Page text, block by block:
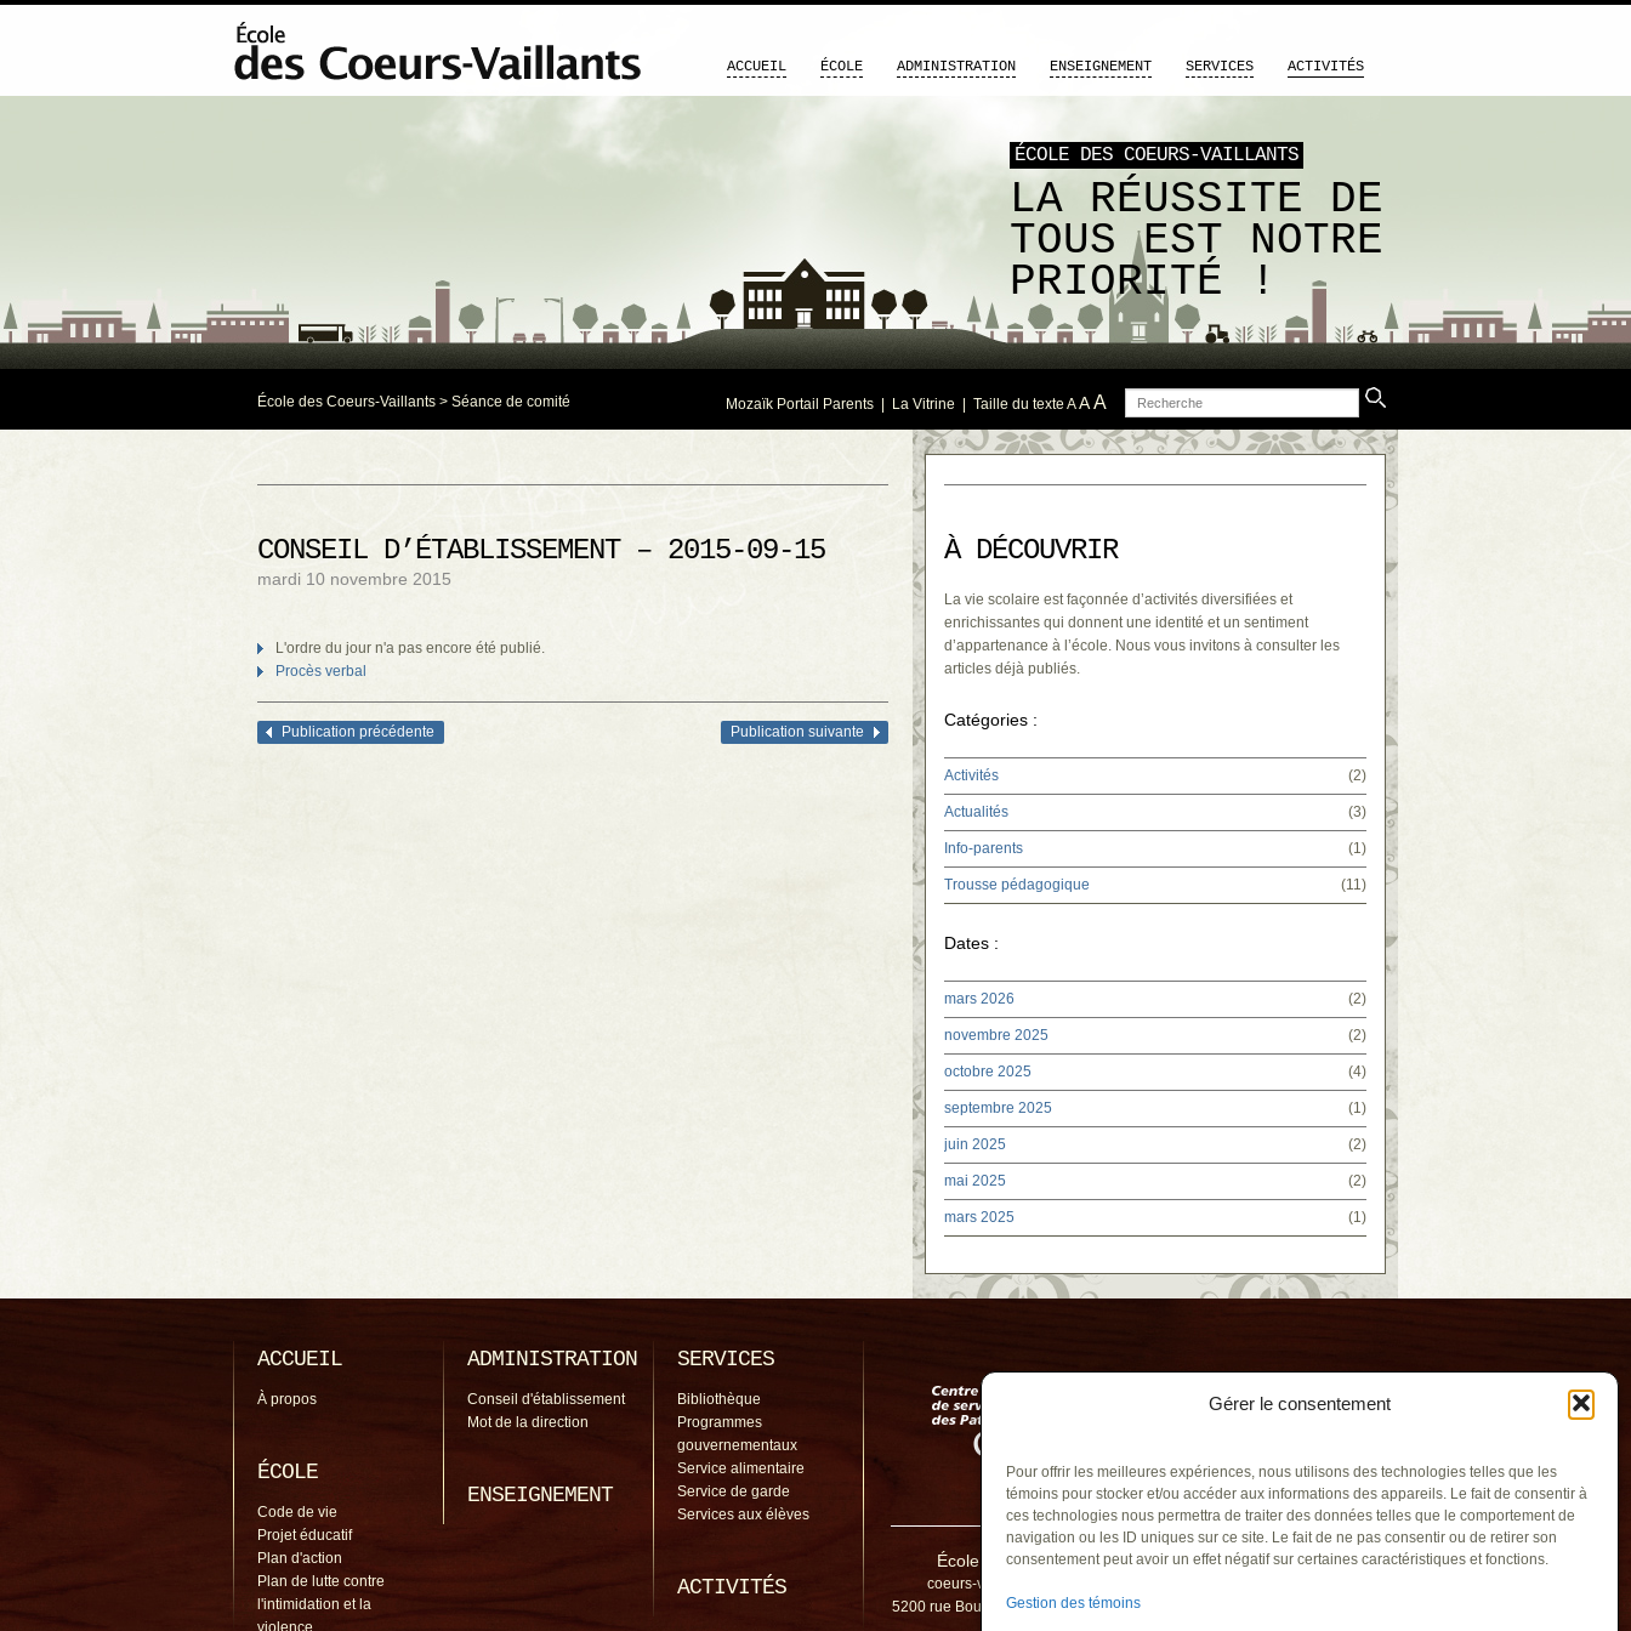
Gérer le consentement
Pour offrir les meilleures expériences, nous utilisons des technologies telles que les
témoins pour stocker et/ou accéder aux informations des appareils. Le fait de consentir à
ces technologies nous permettra de traiter des données telles que le comportement de
navigation ou les ID uniques sur ce site. Le fait de ne pas consentir ou de retirer son
consentement peut avoir un effet négatif sur certaines caractéristiques et fonctions.
Gestion des témoins
ÉCOLE DES COEURS-VAILLANTS
LA RÉUSSITE DE
TOUS EST NOTRE
PRIORITÉ !
ACCUEIL ÉCOLE ADMINISTRATION ENSEIGNEMENT SERVICES ACTIVITÉS
École des Coeurs-Vaillants > Séance de comité Mozaïk Portail Parents La Vitrine | Taille du texte A AA Recherche
CONSEIL D’ÉTABLISSEMENT – 2015-09-15
mardi 10 novembre 2015
L'ordre du jour n'a pas encore été publié.
Procès verbal
Navigation des articles
Publication précédente Publication suivante
À DÉCOUVRIR
La vie scolaire est façonnée d’activités diversifiées et
enrichissantes qui donnent une identité et un sentiment
d’appartenance à l’école. Nous vous invitons à consulter les
articles déjà publiés.
Catégories :
Activités (2)
Actualités (3)
Info-parents (1)
Trousse pédagogique (11)
Dates :
mars 2026 (2)
novembre 2025 (2)
octobre 2025 (4)
septembre 2025 (1)
juin 2025 (2)
mai 2025 (2)
mars 2025 (1)
ACCUEIL
À propos
ÉCOLE
Code de vie
Projet éducatif
Plan d'action
Plan de lutte contre
l'intimidation et la
violence
ADMINISTRATION
Conseil d'établissement
Mot de la direction
ENSEIGNEMENT
SERVICES
Bibliothèque
Programmes
gouvernementaux
Service alimentaire
Service de garde
Services aux élèves
ACTIVITÉS
École des Coeurs-Vaillants
coeurs-vaillants@cssp.gouv.qc.ca
5200 rue Bourgchemin, Contrecoeur QC J0L